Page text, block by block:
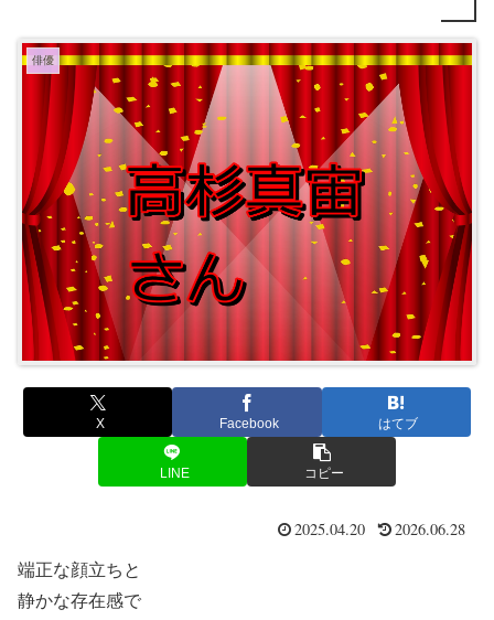
俳優
X Facebook はてブ
LINE コピー
2025.04.20 2026.06.28
端正な顔立ちと
静かな存在感で